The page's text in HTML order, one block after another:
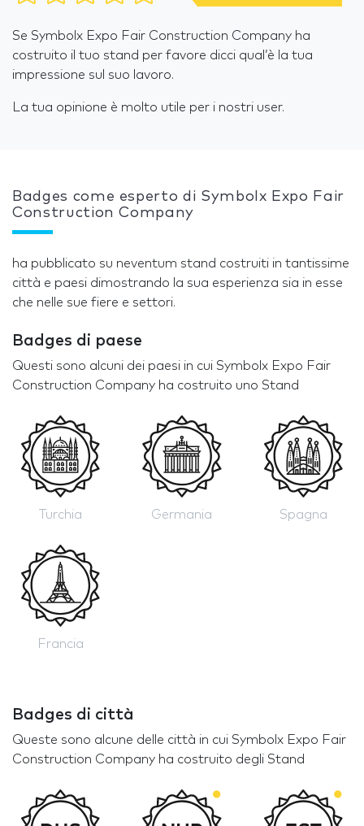
Se Symbolx Expo Fair Construction Company ha
costruito il tuo stand per favore dicci qual’è la tua
impressione sul suo lavoro.
La tua opinione è molto utile per i nostri user.
Badges come esperto di Symbolx Expo Fair
Construction Company
ha pubblicato su neventum stand costruiti in tantissime
città e paesi dimostrando la sua esperienza sia in esse
che nelle sue fiere e settori.
Badges di paese
Questi sono alcuni dei paesi in cui Symbolx Expo Fair
Construction Company ha costruito uno Stand
Turchia Germania Spagna
Francia
Badges di città
Queste sono alcune delle città in cui Symbolx Expo Fair
Construction Company ha costruito degli Stand